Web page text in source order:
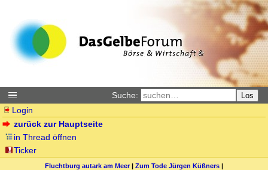
Suche: Los
Login
zurück zur Hauptseite
in Thread öffnen
Ticker
Fluchtburg autark am Meer| Zum Tode Jürgen Küßners |